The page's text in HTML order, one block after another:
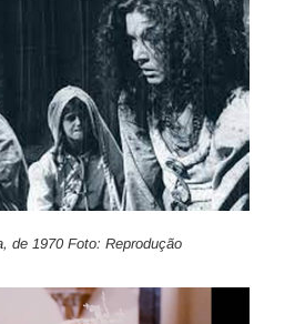
de 1970 Foto: Reprodução